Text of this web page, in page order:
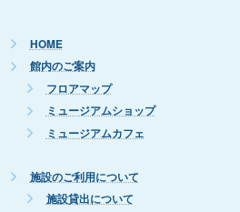
HOME
館内のご案内
フロアマップ
ミュージアムショップ
ミュージアムカフェ
施設のご利用について
施設貸出について